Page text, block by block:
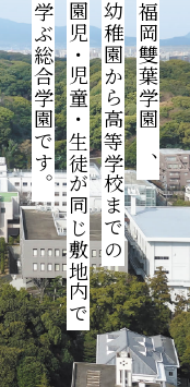
福岡雙葉学園は、
幼稚園から高等学校までの
園児・児童・生徒が同じ敷地内で
学ぶ総合学園です。